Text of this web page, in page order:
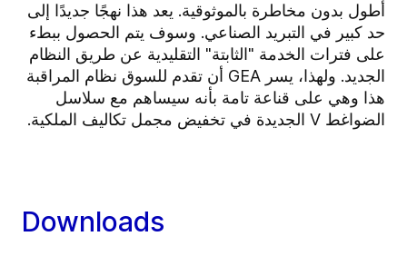
أطول بدون مخاطرة بالموثوقية. يعد هذا نهجًا جديدًا إلى
حد كبير في التبريد الصناعي. وسوف يتم الحصول ببطء
على فترات الخدمة "الثابتة" التقليدية عن طريق النظام
الجديد. ولهذا، يسر GEA أن تقدم للسوق نظام المراقبة
هذا وهي على قناعة تامة بأنه سيساهم مع سلاسل
الضواغط V الجديدة في تخفيض مجمل تكاليف الملكية.
Downloads